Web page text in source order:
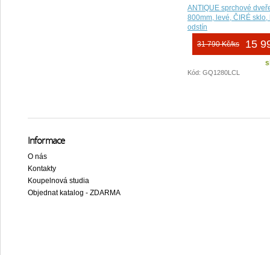
ANTIQUE sprchové
800mm, levé, ČIRÉ sklo,
odstín
15
31 790 Kč/ks
Kód: GQ1280LCL
Informace
O nás
Kontakty
Koupelnová studia
Objednat katalog - ZDARMA